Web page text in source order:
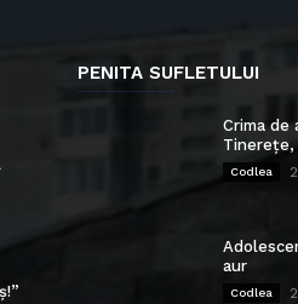
PENITA SUFLETULUI
Crima de
Tinerețe,
Codlea
aur
Codlea